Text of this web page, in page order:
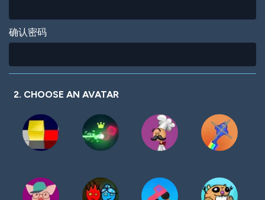
确认密码
2. CHOOSE AN AVATAR